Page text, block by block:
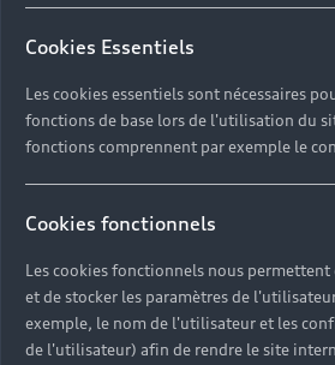
Cookies Essentiels
Les cookies essentiels sont nécessaires
fonctions de base lors de l'utilisation du
fonctions comprennent par exemple le
Cookies fonctionnels
Les cookies fonctionnels nous permettent
et de stocker les paramètres de
exemple, le nom de l'utilisateur et les
de l'utilisateur) afin de rendre le site